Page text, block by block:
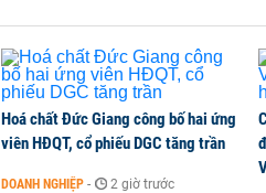
Hoá chất Đức Giang công bố hai ứng
viên HĐQT, cổ phiếu DGC tăng trần
DOANH NGHIỆP - 2 giờ trước